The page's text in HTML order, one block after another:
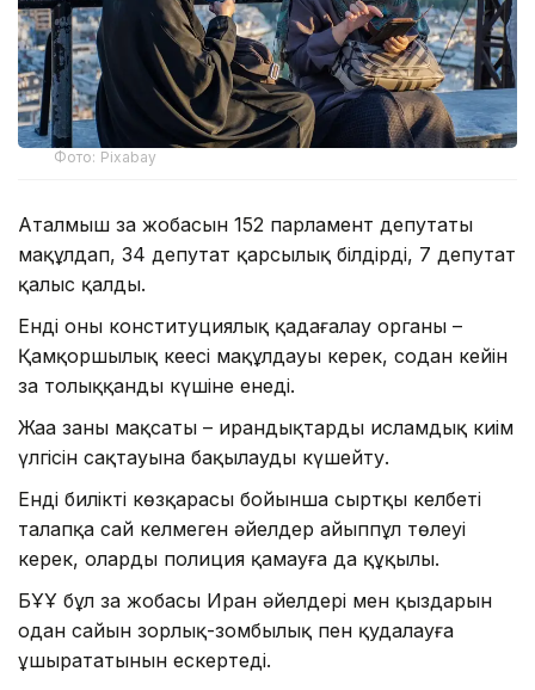
Фото: Pixabay
Аталмыш заң жобасын 152 парламент депутаты
мақұлдап, 34 депутат қарсылық білдірді, 7 депутат
қалыс қалды.
Енді оны конституциялық қадағалау органы –
Қамқоршылық кеңесі мақұлдауы керек, содан кейін
заң толыққанды күшіне енеді.
Жаңа заңның мақсаты – ирандықтардың исламдық киім
үлгісін сақтауына бақылауды күшейту.
Енді биліктің көзқарасы бойынша сыртқы келбеті
талапқа сай келмеген әйелдер айыппұл төлеуі
керек, оларды полиция қамауға да құқылы.
БҰҰ бұл заң жобасы Иран әйелдері мен қыздарын
одан сайын зорлық-зомбылық пен қудалауға
ұшырататынын ескертеді.